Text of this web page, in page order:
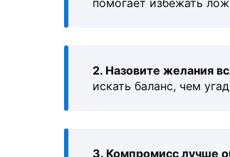
помогает избежать
2. Назовите желания
искать баланс, чем
3. Компромисс лучше